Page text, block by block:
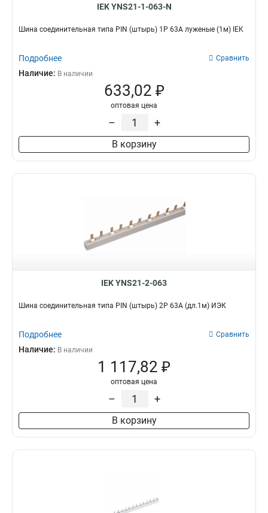
IEK YNS21-1-063-N
Шина соединительная типа PIN (штырь) 1P 63А луженые (1м) IEK
Подробнее Сравнить
Наличие: В наличии
633,02 ₽
оптовая цена
– +
В корзину
IEK YNS21-2-063
Шина соединительная типа PIN (штырь) 2Р 63А (дл.1м) ИЭК
Подробнее Сравнить
Наличие: В наличии
1 117,82 ₽
оптовая цена
– +
В корзину